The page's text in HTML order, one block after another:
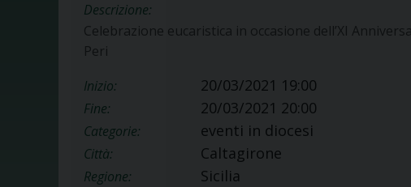
Descrizione:
Celebrazione eucaristica in occasione dell’XI
Peri
Inizio:
20/03/2021 19:00
Fine: 20/03/2021 20:00
Categorie: eventi in diocesi
Città: Caltagirone
Regione: Sicilia